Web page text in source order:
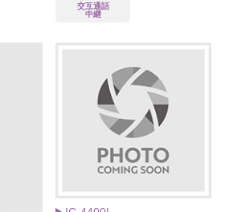
交互通話
中継